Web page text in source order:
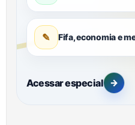
✎ Fifa, economia e
Acessar especial →